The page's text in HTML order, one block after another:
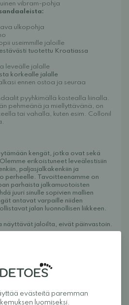
vibram-pohja
ulkopohja
useimmille jaloille
tuotettu Kroatiassa
leveälle jalalle
korkealle jalalle
ennen ostoa ja seuraa
pyyhkimällä kostealla liinalla.
pehmeänä ja miellyttävänä, on
tai vahalla, kuten esim. Collonil
kengät, jotka ovat sekä
erikoistuneet leveälestisiin
paljasjalkakenkiin ja
perheelle. Tavoitteenamme on
parhaista jalkamuotoisten
juuri sinulle sopivien mallien
antavat varpaille niiden
jalan luonnollisen liikkeen.
näyttävät jaloilta, eivät päinvastoin.
evästeitä paremman
luomiseksi.